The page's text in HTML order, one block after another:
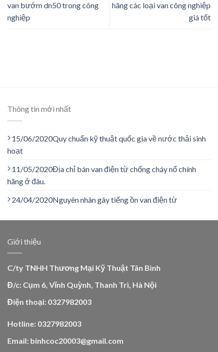
van bướm dn50 trong công
nghiệp
hãng các loại van công nghiệp
giá tốt
Thông tin mới nhất
15/06/2020Quy chuẩn kỹ thuật quốc gia về nước thải sinh
hoạt
11/05/2020Địa chỉ bán van điện từ chống cháy nổ chính
hãng ở đâu.
24/04/2020Nguyên nhân gây tiếng ồn van điện từ
Giới thiệu
C/ty TNHH Thương Mại Kỹ Thuật Tân Bình
Đ/c: Cụm 6, Vĩnh Quỳnh, Thanh Trì, Hà Nội
Điện thoại: 0327982003
Hotline: 0327982003
Email: binhcoc20003@gmail.com